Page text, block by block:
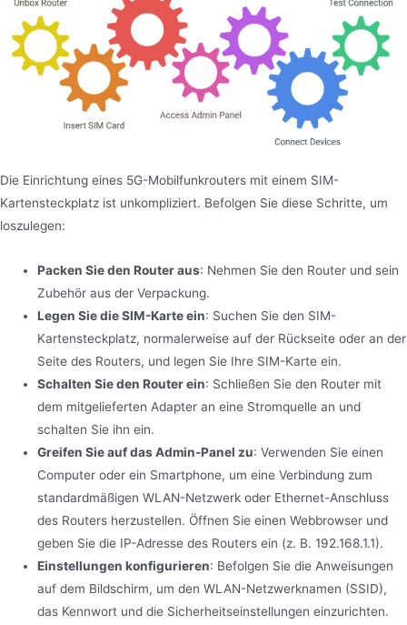
Die Einrichtung eines 5G-Mobilfunkrouters mit einem SIM-
Kartensteckplatz ist unkompliziert. Befolgen Sie diese Schritte, um
loszulegen:
Packen Sie den Router aus: Nehmen Sie den Router und sein
Zubehör aus der Verpackung.
Legen Sie die SIM-Karte ein: Suchen Sie den SIM-
Kartensteckplatz, normalerweise auf der Rückseite oder an der
Seite des Routers, und legen Sie Ihre SIM-Karte ein.
Schalten Sie den Router ein: Schließen Sie den Router mit
dem mitgelieferten Adapter an eine Stromquelle an und
schalten Sie ihn ein.
Greifen Sie auf das Admin-Panel zu: Verwenden Sie einen
Computer oder ein Smartphone, um eine Verbindung zum
standardmäßigen WLAN-Netzwerk oder Ethernet-Anschluss
des Routers herzustellen. Öffnen Sie einen Webbrowser und
geben Sie die IP-Adresse des Routers ein (z. B. 192.168.1.1).
Einstellungen konfigurieren: Befolgen Sie die Anweisungen
auf dem Bildschirm, um den WLAN-Netzwerknamen (SSID),
das Kennwort und die Sicherheitseinstellungen einzurichten.